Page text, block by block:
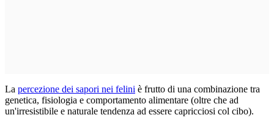
La percezione dei sapori nei felini è frutto di una combinazione tra
genetica, fisiologia e comportamento alimentare (oltre che ad
un'irresistibile e naturale tendenza ad essere capricciosi col cibo).